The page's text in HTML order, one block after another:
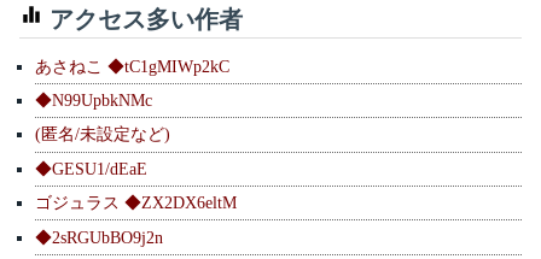
アクセス多い作者
あさねこ ◆tC1gMIWp2kC
◆N99UpbkNMc
(匿名/未設定など)
◆GESU1/dEaE
ゴジュラス ◆ZX2DX6eltM
◆2sRGUbBO9j2n